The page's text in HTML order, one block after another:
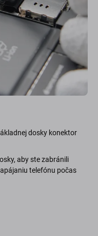
dosky konektor
aby ste zabránili
telefónu počas